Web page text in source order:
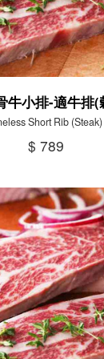
牛小排-適牛排(
Short Rib
$ 789